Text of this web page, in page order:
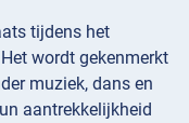
tijdens het
wordt gekenmerkt
muziek, dans en
aantrekkelijkheid